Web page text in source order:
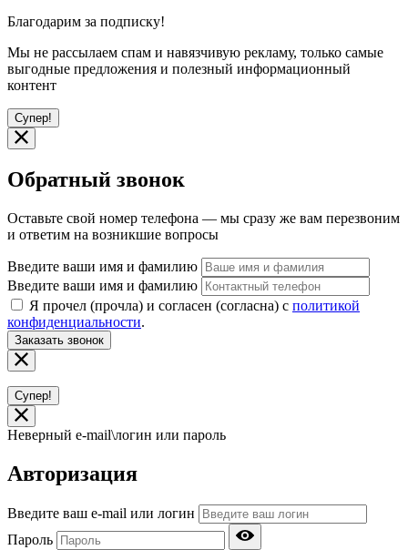
Благодарим за подписку!
Мы не рассылаем спам и навязчивую рекламу, только самые
выгодные предложения и полезный информационный
контент
Супер!
Обратный звонок
Оставьте свой номер телефона — мы сразу же вам перезвоним
и ответим на возникшие вопросы
Введите ваши имя и фамилию
Введите ваши имя и фамилию
Я прочел (прочла) и согласен (согласна) с политикой
конфиденциальности.
Заказать звонок
Супер!
Неверный e-mail\логин или пароль
Авторизация
Введите ваш e-mail или логин
Пароль